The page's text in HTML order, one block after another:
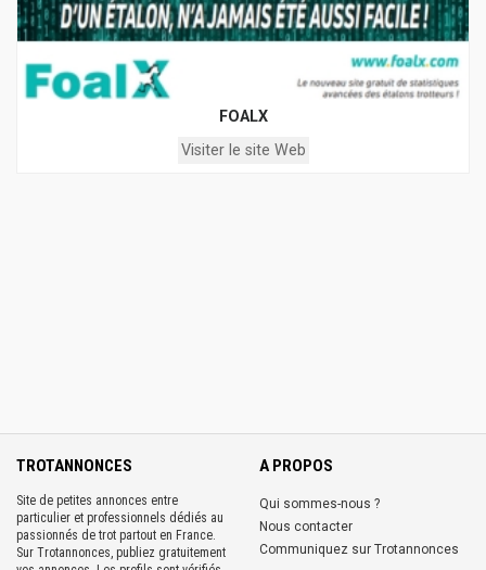
FOALX
Visiter le site Web
TROTANNONCES
Site de petites annonces entre
particulier et professionnels dédiés au
passionnés de trot partout en France.
Sur Trotannonces, publiez gratuitement
A PROPOS
Qui sommes-nous ?
Nous contacter
Communiquez sur Trotannonces